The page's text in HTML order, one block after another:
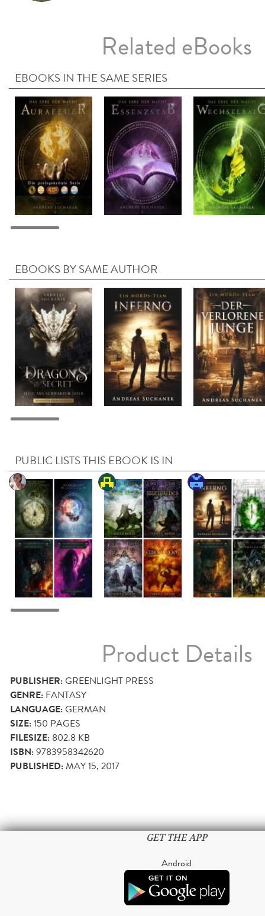
Related eBooks
EBOOKS IN THE SAME SERIES
EBOOKS BY SAME AUTHOR
PUBLIC LISTS THIS EBOOK IS IN
Product Details
PUBLISHER:GREENLIGHT PRESS
GENRE: FANTASY
LANGUAGE:GERMAN
SIZE:150 PAGES
FILESIZE: 802.8 KB
ISBN:9783958342620
PUBLISHED:MAY 15, 2017
GET THE APP
Android